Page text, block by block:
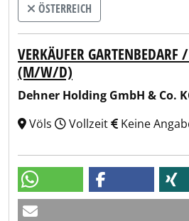
ÖSTERREICH
VERKÄUFER GARTENBEDARF
(M/W/D)
Dehner Holding GmbH & Co.
Völs
Vollzeit Keine